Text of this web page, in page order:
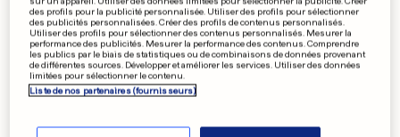
Prise en charge de la
psychothérapie: ça traîne
0 0
PUBLICITÉ
des profils pour la publicité personnalisée. Utiliser des profils pour sélectionner
des publicités personnalisées. Créer des profils de contenus personnalisés.
Utiliser des profils pour sélectionner des contenus personnalisés. Mesurer la
performance des publicités. Mesurer la performance des contenus. Comprendre
les publics par le biais de statistiques ou de combinaisons de données provenant
de différentes sources. Développer et améliorer les services. Utiliser des données
limitées pour sélectionner le contenu.
Liste de nos partenaires (fournisseurs)